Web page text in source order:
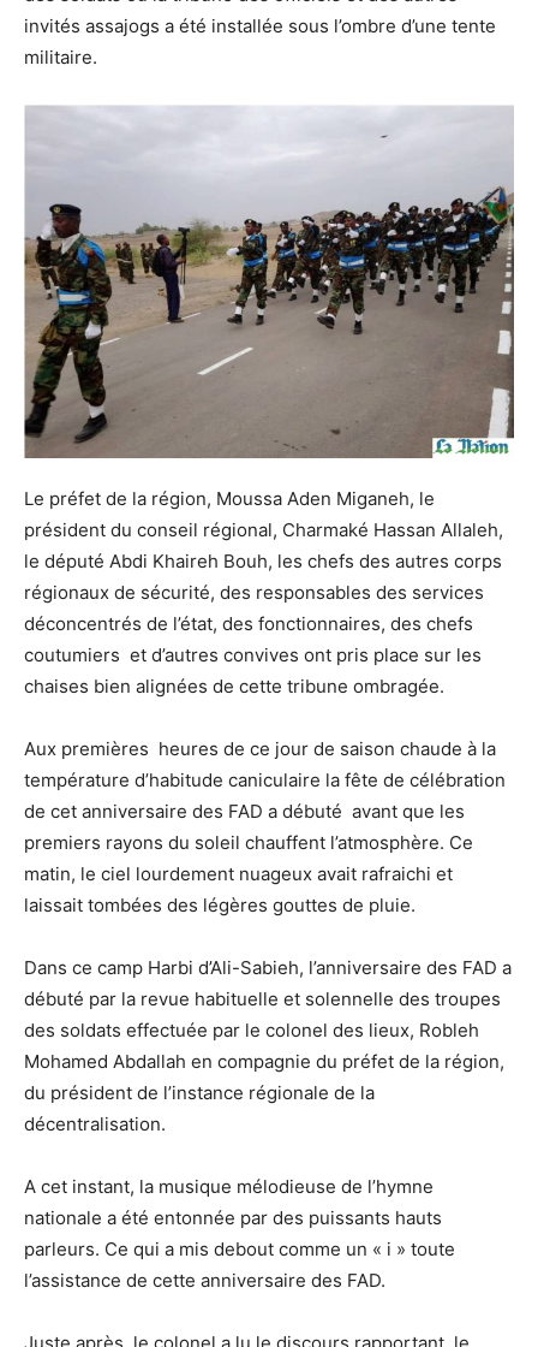
invités assajogs a été installée sous l’ombre d’une tente
militaire.
Le préfet de la région, Moussa Aden Miganeh, le
président du conseil régional, Charmaké Hassan Allaleh,
le député Abdi Khaireh Bouh, les chefs des autres corps
régionaux de sécurité, des responsables des services
déconcentrés de l’état, des fonctionnaires, des chefs
coutumiers et d’autres convives ont pris place sur les
chaises bien alignées de cette tribune ombragée.
Aux premières heures de ce jour de saison chaude à la
température d’habitude caniculaire la fête de célébration
de cet anniversaire des FAD a débuté avant que les
premiers rayons du soleil chauffent l’atmosphère. Ce
matin, le ciel lourdement nuageux avait rafraichi et
laissait tombées des légères gouttes de pluie.
Dans ce camp Harbi d’Ali-Sabieh, l’anniversaire des FAD a
débuté par la revue habituelle et solennelle des troupes
des soldats effectuée par le colonel des lieux, Robleh
Mohamed Abdallah en compagnie du préfet de la région,
du président de l’instance régionale de la
décentralisation.
A cet instant, la musique mélodieuse de l’hymne
nationale a été entonnée par des puissants hauts
parleurs. Ce qui a mis debout comme un « i » toute
l’assistance de cette anniversaire des FAD.